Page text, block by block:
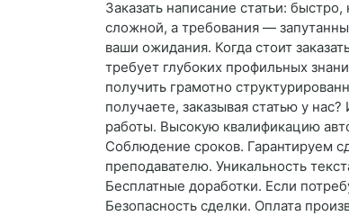
Заказать написание статьи:
сложной, а требования —
ваши ожидания. Когда стоит
требует глубоких профильных
получить грамотно
получаете, заказывая статью у
работы. Высокую квалификацию
Соблюдение сроков. Гарантируем
преподавателю. Уникальность
Бесплатные доработки. Если
Безопасность сделки. Оплата